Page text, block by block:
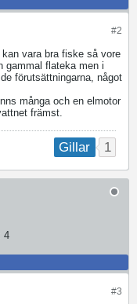
#2
vara bra fiske så vore
gammal flateka men i
förutsättningarna, något
många och en elmotor
främst.
Gillar 1
4
#3